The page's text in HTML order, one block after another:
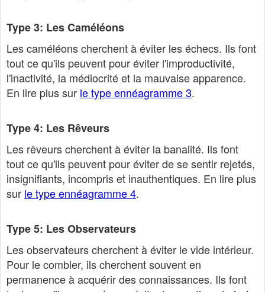
Type 3: Les Caméléons
Les caméléons cherchent à éviter les échecs. Ils font
tout ce qu'ils peuvent pour éviter l'improductivité,
l'inactivité, la médiocrité et la mauvaise apparence.
En lire plus sur le type ennéagramme 3.
Type 4: Les Rêveurs
Les rêveurs cherchent à éviter la banalité. Ils font
tout ce qu'ils peuvent pour éviter de se sentir rejetés,
insignifiants, incompris et inauthentiques. En lire plus
sur le type ennéagramme 4.
Type 5: Les Observateurs
Les observateurs cherchent à éviter le vide intérieur.
Pour le combler, ils cherchent souvent en
permanence à acquérir des connaissances. Ils font